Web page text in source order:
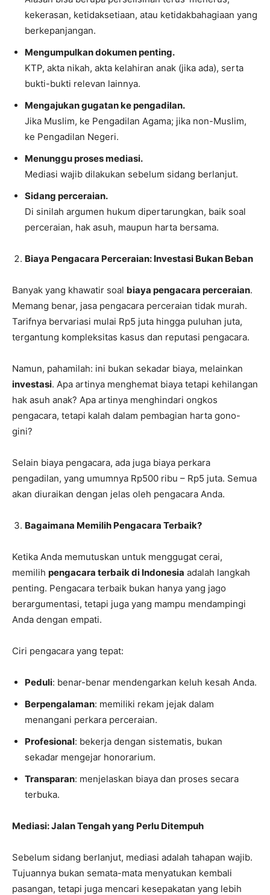
kekerasan, ketidaksetiaan, atau ketidakbahagiaan yang
berkepanjangan.
Mengumpulkan dokumen penting.
KTP, akta nikah, akta kelahiran anak (jika ada), serta
bukti-bukti relevan lainnya.
Mengajukan gugatan ke pengadilan.
Jika Muslim, ke Pengadilan Agama; jika non-Muslim,
ke Pengadilan Negeri.
Menunggu proses mediasi.
Mediasi wajib dilakukan sebelum sidang berlanjut.
Sidang perceraian.
Di sinilah argumen hukum dipertarungkan, baik soal
perceraian, hak asuh, maupun harta bersama.
Biaya Pengacara Perceraian: Investasi Bukan Beban
Banyak yang khawatir soal biaya pengacara perceraian.
Memang benar, jasa pengacara perceraian tidak murah.
Tarifnya bervariasi mulai Rp5 juta hingga puluhan juta,
tergantung kompleksitas kasus dan reputasi pengacara.
Namun, pahamilah: ini bukan sekadar biaya, melainkan
investasi. Apa artinya menghemat biaya tetapi kehilangan
hak asuh anak? Apa artinya menghindari ongkos
pengacara, tetapi kalah dalam pembagian harta gono-
gini?
Selain biaya pengacara, ada juga biaya perkara
pengadilan, yang umumnya Rp500 ribu – Rp5 juta. Semua
akan diuraikan dengan jelas oleh pengacara Anda.
Bagaimana Memilih Pengacara Terbaik?
Ketika Anda memutuskan untuk menggugat cerai,
memilih pengacara terbaik di Indonesia adalah langkah
penting. Pengacara terbaik bukan hanya yang jago
berargumentasi, tetapi juga yang mampu mendampingi
Anda dengan empati.
Ciri pengacara yang tepat:
Peduli: benar-benar mendengarkan keluh kesah Anda.
Berpengalaman: memiliki rekam jejak dalam
menangani perkara perceraian.
Profesional: bekerja dengan sistematis, bukan
sekadar mengejar honorarium.
Transparan: menjelaskan biaya dan proses secara
terbuka.
Mediasi: Jalan Tengah yang Perlu Ditempuh
Sebelum sidang berlanjut, mediasi adalah tahapan wajib.
Tujuannya bukan semata-mata menyatukan kembali
pasangan, tetapi juga mencari kesepakatan yang lebih